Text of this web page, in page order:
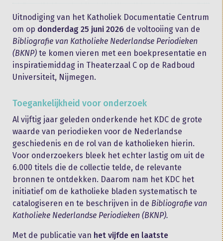
Uitnodiging van het Katholiek Documentatie Centrum
om op donderdag 25 juni 2026 de voltooiing van de
Bibliografie van Katholieke Nederlandse Periodieken
(BKNP) te komen vieren met een boekpresentatie en
inspiratiemiddag in Theaterzaal C op de Radboud
Universiteit, Nijmegen.
Toegankelijkheid voor onderzoek
Al vijftig jaar geleden onderkende het KDC de grote
waarde van periodieken voor de Nederlandse
geschiedenis en de rol van de katholieken hierin.
Voor onderzoekers bleek het echter lastig om uit de
6.000 titels die de collectie telde, de relevante
bronnen te ontdekken. Daarom nam het KDC het
initiatief om de katholieke bladen systematisch te
catalogiseren en te beschrijven in de Bibliografie van
Katholieke Nederlandse Periodieken (BKNP).
Met de publicatie van het vijfde en laatste